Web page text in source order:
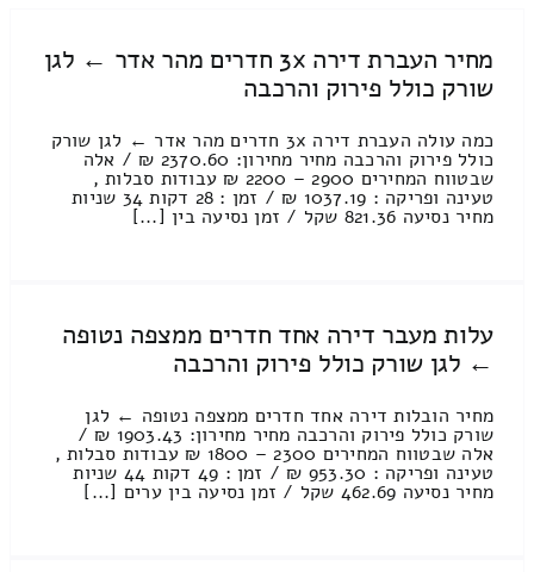
מחיר העברת דירה 3x חדרים מהר אדר ← לגן
שורק כולל פירוק והרכבה
כמה עולה העברת דירה 3x חדרים מהר אדר ← לגן שורק
כולל פירוק והרכבה מחיר מחירון: 2370.60 ₪ / אלה
שבטווח המחירים 2900 – 2200 ₪ עבודות סבלות ,
טעינה ופריקה : 1037.19 ₪ / זמן : 28 דקות 34 שניות
מחיר נסיעה 821.36 שקל / זמן נסיעה בין [...]
עלות מעבר דירה אחד חדרים ממצפה נטופה
← לגן שורק כולל פירוק והרכבה
מחיר הובלות דירה אחד חדרים ממצפה נטופה ← לגן
שורק כולל פירוק והרכבה מחיר מחירון: 1903.43 ₪ /
אלה שבטווח המחירים 2300 – 1800 ₪ עבודות סבלות ,
טעינה ופריקה : 953.30 ₪ / זמן : 49 דקות 44 שניות
מחיר נסיעה 462.69 שקל / זמן נסיעה בין ערים [...]